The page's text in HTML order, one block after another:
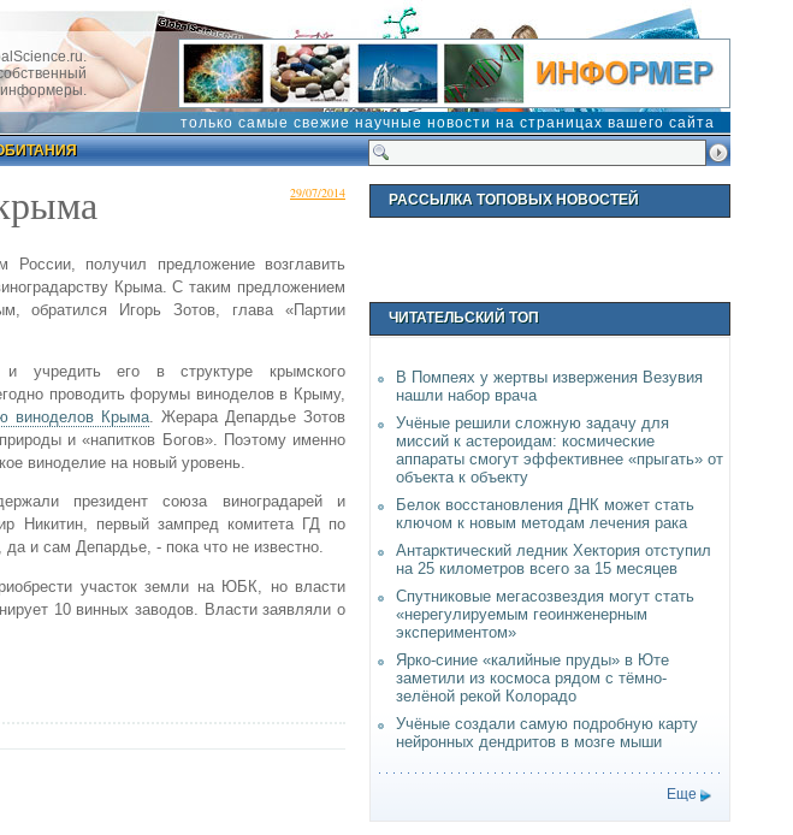
информеры.
только самые свежие научные новости на страницах вашего сайта
29/07/2014
получил предложение возглавить
Крыма. С таким предложением
обратился Игорь Зотов, глава «Партии
учредить его в структуре крымского
проводить форумы виноделов в Крыму,
виноделов Крыма. Жерара Депардье Зотов
и «напитков Богов». Поэтому именно
виноделие на новый уровень.
президент союза виноградарей и
Никитин, первый зампред комитета ГД по
и сам Депардье, - пока что не известно.
участок земли на ЮБК, но власти
10 винных заводов. Власти заявляли о
РАССЫЛКА ТОПОВЫХ НОВОСТЕЙ
ЧИТАТЕЛЬСКИЙ ТОП
В Помпеях у жертвы извержения Везувия
нашли набор врача
Учёные решили сложную задачу для
миссий к астероидам: космические
аппараты смогут эффективнее «прыгать» от
объекта к объекту
Белок восстановления ДНК может стать
ключом к новым методам лечения рака
Антарктический ледник Хектория отступил
на 25 километров всего за 15 месяцев
Спутниковые мегасозвездия могут стать
«нерегулируемым геоинженерным
экспериментом»
Ярко-синие «калийные пруды» в Юте
заметили из космоса рядом с тёмно-
зелёной рекой Колорадо
Учёные создали самую подробную карту
нейронных дендритов в мозге мыши
Еще